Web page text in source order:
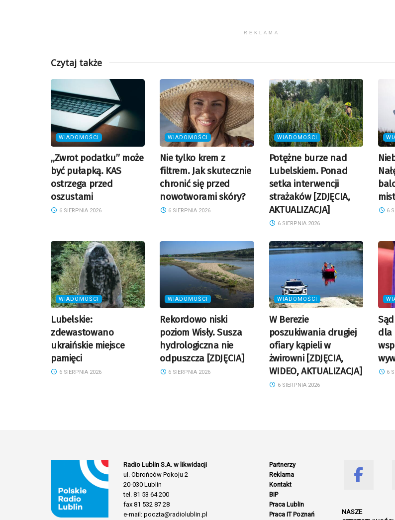
REKLAMA
Czytaj także
WIADOMOŚCI
„Zwrot podatku” może
być pułapką. KAS
ostrzega przed
oszustami
6 SIERPNIA 2026
WIADOMOŚCI
Nie tylko krem z
filtrem. Jak skutecznie
chronić się przed
nowotworami skóry?
6 SIERPNIA 2026
WIADOMOŚCI
Potężne burze nad
Lubelskiem. Ponad
setka interwencji
strażaków [ZDJĘCIA,
AKTUALIZACJA]
6 SIERPNIA 2026
6
WIADOMOŚCI
Lubelskie:
zdewastowano
ukraińskie miejsce
pamięci
6 SIERPNIA 2026
WIADOMOŚCI
Rekordowo niski
poziom Wisły. Susza
hydrologiczna nie
odpuszcza [ZDJĘCIA]
6 SIERPNIA 2026
WIADOMOŚCI
W Berezie
poszukiwania drugiej
ofiary kąpieli w
żwirowni [ZDJĘCIA,
WIDEO, AKTUALIZACJA]
6 SIERPNIA 2026
dla
6
Radio Lublin S.A. w likwidacji
ul. Obrońców Pokoju 2
20-030 Lublin
tel. 81 53 64 200
fax 81 532 87 28
e-mail: poczta@radiolublin.pl
Partnerzy
Reklama
Kontakt
BIP
Praca Lublin
Praca IT Poznań
NASZE